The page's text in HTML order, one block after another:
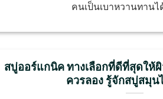
คนเป็นเบาหวานทานไ
สบู่ออร์แกนิค ทางเลือกที่ดีที่สุดให้
ควรลอง รู้จักสบู่สมุน